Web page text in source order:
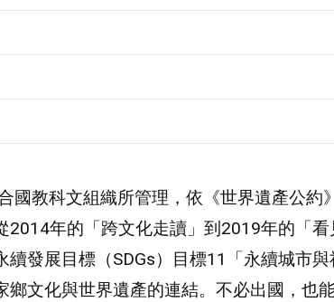
國教科文組織所管理，依《世界遺產公約
2014年的「跨文化走讀」到2019年的「
續發展目標（SDGs）目標11「永續城市
鄉文化與世界遺產的連結。不必出國，也